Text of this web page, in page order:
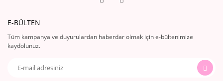
E-BÜLTEN
Tüm kampanya ve duyurulardan haberdar olmak için e-bültenimize
kaydolunuz.